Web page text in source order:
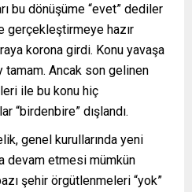
bu dönüşüme “evet” dediler
gerçekleştirmeye hazır
korona girdi. Konu yavaşa
tamam. Ancak son gelinen
ile bu konu hiç
“birdenbire” dışlandı.
genel kurullarında yeni
devam etmesi mümkün
şehir örgütlenmeleri “yok”